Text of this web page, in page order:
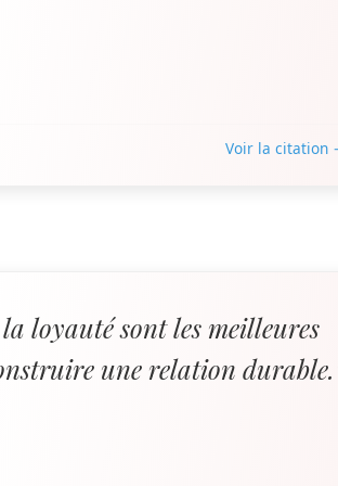
Voir la citation
loyauté sont les meilleures
une relation